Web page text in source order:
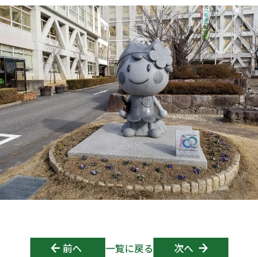
Post navigation
前へ 一覧に戻る 次へ